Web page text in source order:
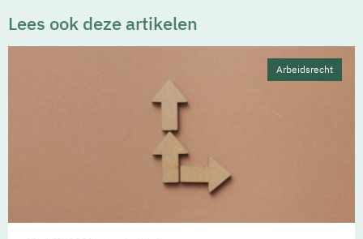
Lees ook deze artikelen
Arbeidsrecht